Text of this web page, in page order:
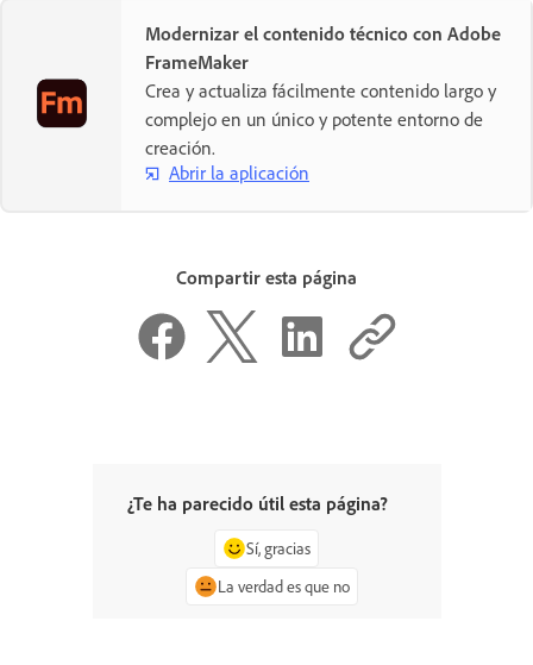
Modernizar el contenido técnico con Adobe
FrameMaker
Crea y actualiza fácilmente contenido largo y
complejo en un único y potente entorno de
creación.
Abrir la aplicación
Compartir esta página
¿Te ha parecido útil esta página?
Sí, gracias
La verdad es que no